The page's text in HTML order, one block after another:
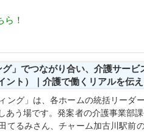
！
」でつながり合い、介護サービ
ント）｜介護で働くリアルを伝
ング」は、各ホームの統括リーダ
あう場です。発案者の介護事業部
てるみさん、チャーム加古川駅前